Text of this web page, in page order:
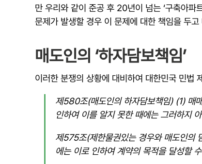
만 우리와 같이 준공 후 20년이 넘는 ‘구축아파
문제가 발생할 경우 이 문제에 대한 책임을 두
매도인의 ‘하자담보책임’
이러한 분쟁의 상황에 대비하여 대한민국 민법
제580조(매도인의 하자담보책임) (1) 매
인하여 이를 알지 못한 때에는 그러하지
제575조(제한물권있는 경우와 매도인의
에는 이로 인하여 계약의 목적을 달성할